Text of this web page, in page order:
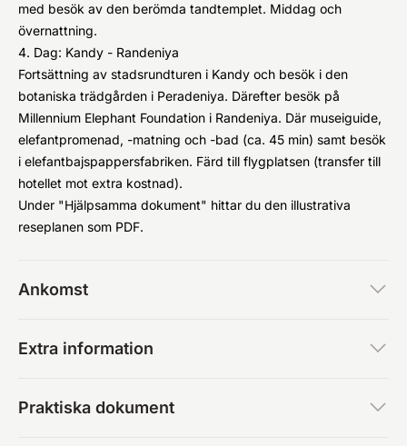
med besök av den berömda tandtemplet. Middag och
övernattning.
4. Dag: Kandy - Randeniya
Fortsättning av stadsrundturen i Kandy och besök i den
botaniska trädgården i Peradeniya. Därefter besök på
Millennium Elephant Foundation i Randeniya. Där museiguide,
elefantpromenad, -matning och -bad (ca. 45 min) samt besök
i elefantbajspappersfabriken. Färd till flygplatsen (transfer till
hotellet mot extra kostnad).
Under "Hjälpsamma dokument" hittar du den illustrativa
reseplanen som PDF.
Ankomst
Extra information
Praktiska dokument